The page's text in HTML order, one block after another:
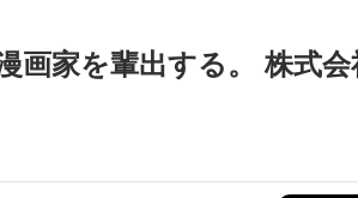
画家を輩出する。 株式会